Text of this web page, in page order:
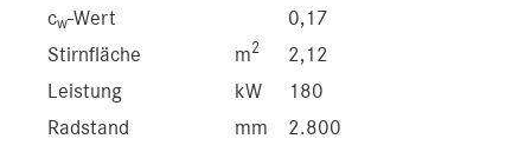
cw-Wert
0,17
Stirnfläche
m2
2,12
Leistung
kW
180
Radstand
mm
2.800